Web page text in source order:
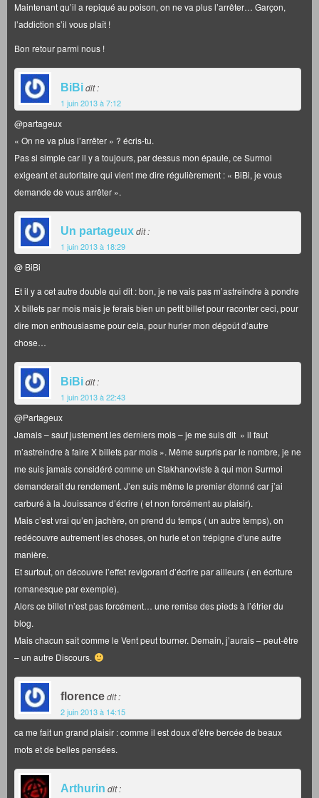
Maintenant qu’il a repiqué au poison, on ne va plus l’arrêter… Garçon,
l’addiction s’il vous plaît !
Bon retour parmi nous !
BiBidit :
1 juin 2013 à 7:12
@partageux
« On ne va plus l’arrêter » ? écris-tu.
Pas si simple car il y a toujours, par dessus mon épaule, ce Surmoi
exigeant et autoritaire qui vient me dire régulièrement : « BiBi, je vous
demande de vous arrêter ».
Un partageuxdit :
1 juin 2013 à 18:29
@ BiBi
Et il y a cet autre double qui dit : bon, je ne vais pas m’astreindre à pondre
X billets par mois mais je ferais bien un petit billet pour raconter ceci, pour
dire mon enthousiasme pour cela, pour hurler mon dégoût d’autre
chose…
BiBidit :
1 juin 2013 à 22:43
@Partageux
Jamais – sauf justement les derniers mois – je me suis dit » il faut
m’astreindre à faire X billets par mois ». Même surpris par le nombre, je ne
me suis jamais considéré comme un Stakhanoviste à qui mon Surmoi
demanderait du rendement. J’en suis même le premier étonné car j’ai
carburé à la Jouissance d’écrire ( et non forcément au plaisir).
Mais c’est vrai qu’en jachère, on prend du temps ( un autre temps), on
redécouvre autrement les choses, on hurle et on trépigne d’une autre
manière.
Et surtout, on découvre l’effet revigorant d’écrire par ailleurs ( en écriture
romanesque par exemple).
Alors ce billet n’est pas forcément… une remise des pieds à l’étrier du
blog.
Mais chacun sait comme le Vent peut tourner. Demain, j’aurais – peut-être
– un autre Discours.
florencedit :
2 juin 2013 à 14:15
ca me fait un grand plaisir : comme il est doux d’être bercée de beaux
mots et de belles pensées.
Arthurin dit :